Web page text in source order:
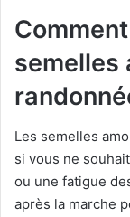
semelles
Les semelles
si vous ne
ou une fatigue
après la marche